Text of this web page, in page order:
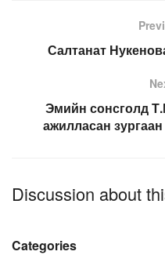
Салтанат
Эмийн сонсголд
ажилласан
Discussion about
Categories